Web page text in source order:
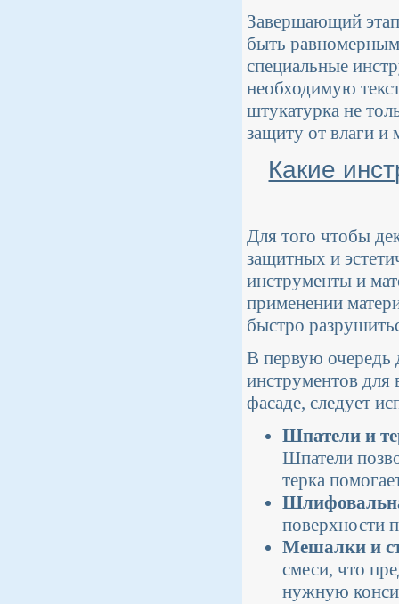
Завершающий
быть
специальные
необходимую
штукатурка не
защиту от влаги и
Какие
Для того чтобы
защитных и
инструменты и
применении
быстро
В первую очередь
инструментов для
фасаде, следует
Шпатели и
Шпатели
терка
поверхности
Мешалки и
смеси, что
нужную